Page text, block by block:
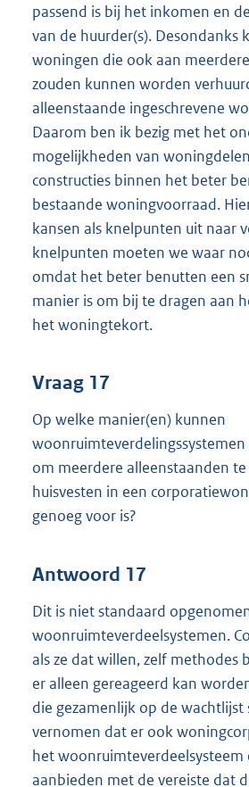
passend is bij het inkomen en
van de huurder(s). Desondanks
woningen die ook aan
zouden kunnen worden
alleenstaande ingeschrevene
Daarom ben ik bezig met het
mogelijkheden van
constructies binnen het beter
bestaande woningvoorraad.
kansen als knelpunten uit naar
knelpunten moeten we waar
omdat het beter benutten een
manier is om bij te dragen aan
het woningtekort.
Vraag 17
Op welke manier(en) kunnen
om meerdere alleenstaanden
huisvesten in een
genoeg voor is?
Antwoord 17
Dit is niet standaard
woonruimteverdeelsystemen.
als ze dat willen, zelf methodes
er alleen gereageerd kan
die gezamenlijk op de wachtlijst
vernomen dat er ook
het woonruimteverdeelsysteem
aanbieden met de vereiste dat